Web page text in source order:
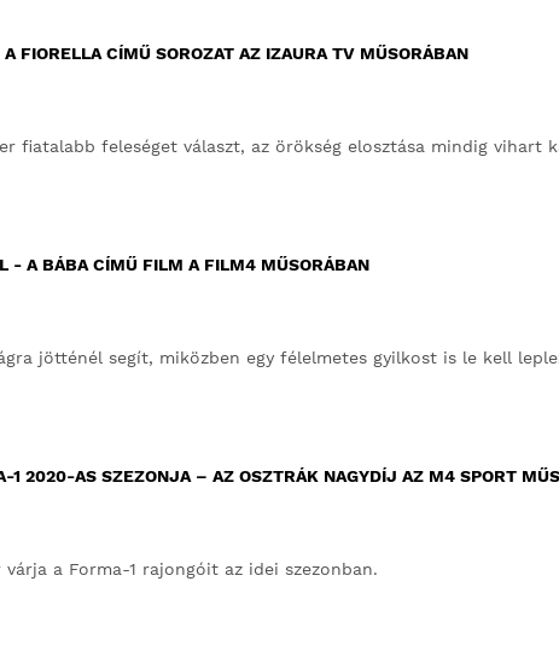
A FIORELLA CÍMŰ SOROZAT AZ IZAURA TV MŰSORÁBAN
fiatalabb feleséget választ, az örökség elosztása mindig vihart
- A BÁBA CÍMŰ FILM A FILM4 MŰSORÁBAN
jötténél segít, miközben egy félelmetes gyilkost is le kell
1 2020-AS SZEZONJA – AZ OSZTRÁK NAGYDÍJ AZ M4 SPORT
várja a Forma-1 rajongóit az idei szezonban.